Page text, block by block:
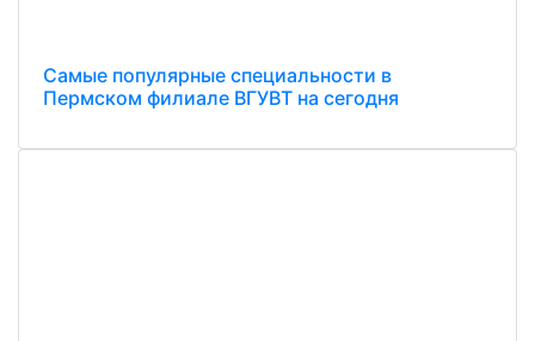
Самые популярные специальности в
Пермском филиале ВГУВТ на сегодня